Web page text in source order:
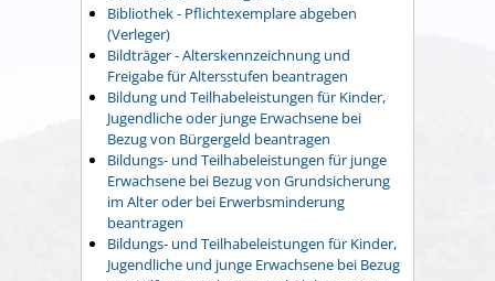
Bibliothek - Pflichtexemplare abgeben
(Verleger)
Bildträger - Alterskennzeichnung und
Freigabe für Altersstufen beantragen
Bildung und Teilhabeleistungen für Kinder,
Jugendliche oder junge Erwachsene bei
Bezug von Bürgergeld beantragen
Bildungs- und Teilhabeleistungen für junge
Erwachsene bei Bezug von Grundsicherung
im Alter oder bei Erwerbsminderung
beantragen
Bildungs- und Teilhabeleistungen für Kinder,
Jugendliche und junge Erwachsene bei Bezug